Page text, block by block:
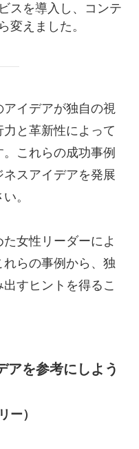
スを導入し、コンテ
変えました。
イデアが独自の視
と革新性によって
これらの成功事例
スアイデアを発展
。
女性リーダーによ
らの事例から、独
すヒントを得るこ
アを参考にしよう
ー）